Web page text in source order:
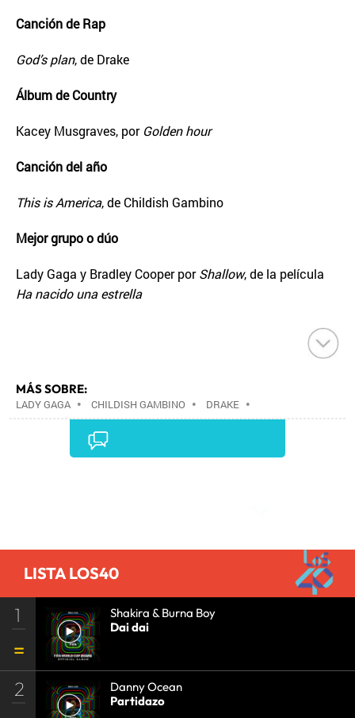
Canción de Rap
God’s plan, de Drake
Álbum de Country
Kacey Musgraves, por Golden hour
Canción del año
This is America, de Childish Gambino
Mejor grupo o dúo
Lady Gaga y Bradley Cooper porShallow, de la película
Ha nacido una estrella
MÁS SOBRE:
LADY GAGA • CHILDISH GAMBINO • DRAKE •
MILEY CYRUS•PREMIOS GRAMMY•PREMIOS
EVENTOS MUSICALES
•AGENDA•MÚSICA•EVENTOS•
LISTA LOS40
1
Shakira & Burna Boy
Dai dai
2
Danny Ocean
Partidazo